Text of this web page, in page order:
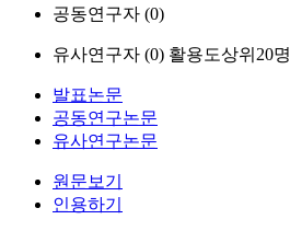
공동연구자 (0)
유사연구자 (0) 활용도상위20명
발표논문
공동연구논문
유사연구논문
원문보기
인용하기